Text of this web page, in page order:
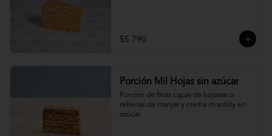
$5.790
Porción Mil Hojas sin azúcar
Porción de finas capas de hojarasca
rellenas de manjar y crema chantilly sin
azúcar.